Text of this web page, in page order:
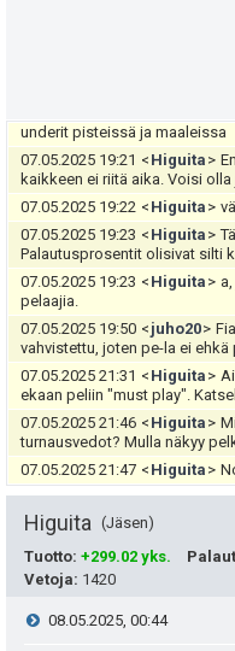
underit pisteissä ja maaleissa
07.05.2025 19:21 < Higuita >
kaikkeen ei riitä aika. Voisi olla
07.05.2025 19:22 < Higuita >
07.05.2025 19:23 < Higuita >
Palautusprosentit olisivat silti
07.05.2025 19:23 < Higuita >
pelaajia.
07.05.2025 19:50 < juho20>
vahvistettu, joten pe-la ei ehkä
07.05.2025 21:31 < Higuita >
ekaan peliin "must play".
07.05.2025 21:46 < Higuita >
turnausvedot? Mulla näkyy
07.05.2025 21:47 < Higuita >
Higuita
Jäsen
Tuotto: +299.02 yks.
Vetoja: 1420
V08.05.2025, 00:44